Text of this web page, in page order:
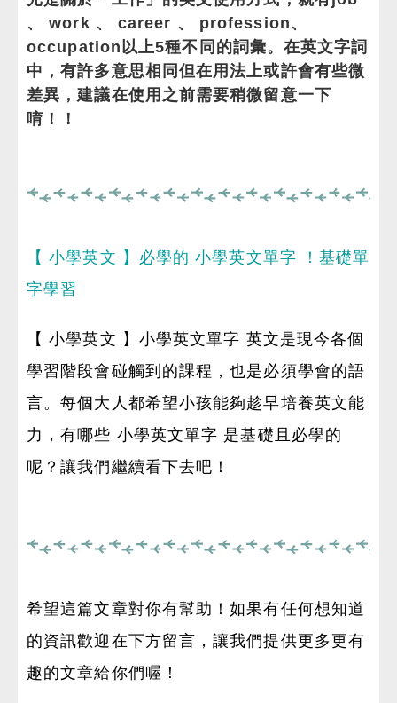
、 work 、 career 、 profession、
occupation以上5種不同的詞彙。在英文字詞
中，有許多意思相同但在用法上或許會有些微
差異，建議在使用之前需要稍微留意一下
唷！！
【 小學英文 】必學的 小學英文單字 ！基礎單
字學習
【 小學英文 】小學英文單字 英文是現今各個
學習階段會碰觸到的課程，也是必須學會的語
言。每個大人都希望小孩能夠趁早培養英文能
力，有哪些 小學英文單字 是基礎且必學的
呢？讓我們繼續看下去吧！
希望這篇文章對你有幫助！如果有任何想知道
的資訊歡迎在下方留言，讓我們提供更多更有
趣的文章給你們喔！